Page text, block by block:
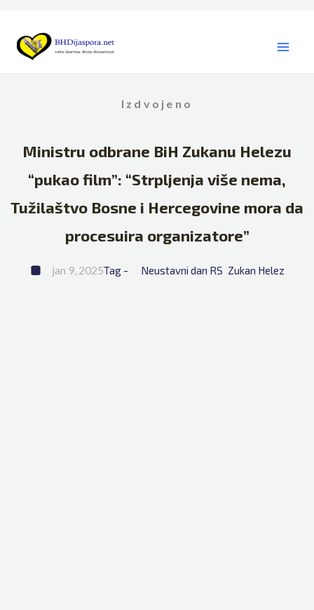
content
Izdvojeno
Ministru odbrane BiH Zukanu Helezu
“pukao film”: “Strpljenja više nema,
Tužilaštvo Bosne i Hercegovine mora da
procesuira organizatore”
jan 9, 2025Tag - Neustavni dan RS Zukan Helez